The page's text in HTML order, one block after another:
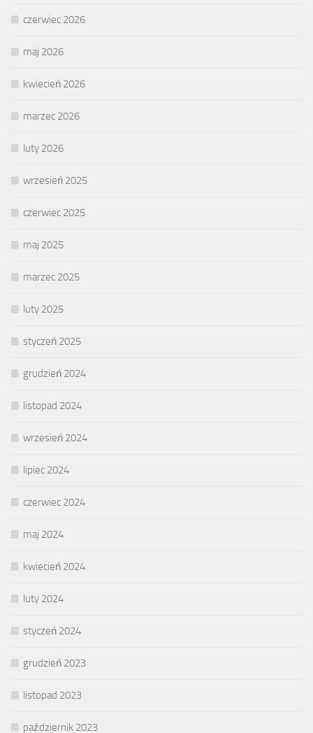
czerwiec 2026
maj 2026
kwiecień 2026
marzec 2026
luty 2026
wrzesień 2025
czerwiec 2025
maj 2025
marzec 2025
luty 2025
styczeń 2025
grudzień 2024
listopad 2024
wrzesień 2024
lipiec 2024
czerwiec 2024
maj 2024
kwiecień 2024
luty 2024
styczeń 2024
grudzień 2023
listopad 2023
październik 2023